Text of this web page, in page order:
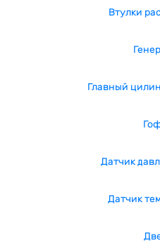
Втулки
Главный
Датчик
Датчик